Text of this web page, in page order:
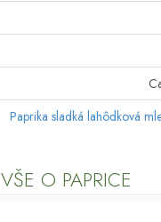
Paprika sladká lahôdková
VŠE O PAPRICE